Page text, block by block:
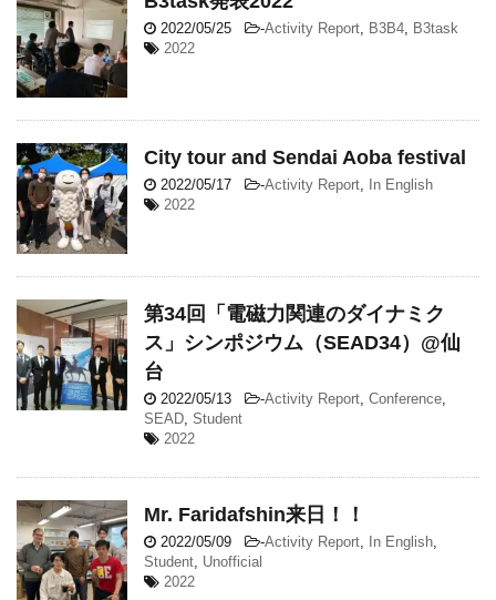
2022/05/25 -Activity Report, B3B4, B3task
2022
City tour and Sendai Aoba festival
2022/05/17 -Activity Report,
In English
2022
第34回「電磁力関連のダイナミク
ス」シンポジウム（SEAD34）@仙
台
2022/05/13 -Activity Report, Conference,
SEAD, Student
2022
Mr. Faridafshin来日！！
2022/05/09 -Activity Report, In English,
Student, Unofficial
2022